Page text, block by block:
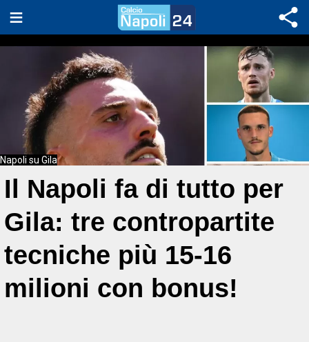
Napoli su Gila
Il Napoli fa di tutto per
Gila: tre contropartite
tecniche più 15-16
milioni con bonus!